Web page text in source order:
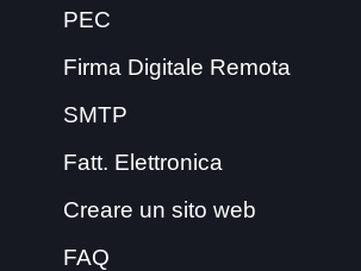
PEC
Firma Digitale Remota
SMTP
Fatt. Elettronica
Creare un sito web
FAQ